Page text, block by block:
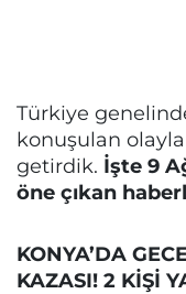
Türkiye
konuşulan
getirdik. İşte 9
öne çıkan
KONYA’DA
KAZASI! 2 KİŞİ